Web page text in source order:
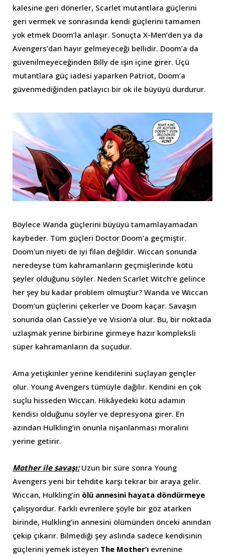
kalesine geri dönerler, Scarlet mutantlara güçlerini
geri vermek ve sonrasında kendi güçlerini tamamen
yok etmek Doom’la anlaşır. Sonuçta X-Men’den ya da
Avengers’dan hayır gelmeyeceği bellidir. Doom’a da
güvenilmeyeceğinden Billy de işin içine girer. Üçü
mutantlara güç iadesi yaparken Patriot, Doom’a
güvenmediğinden patlayıcı bir ok ile büyüyü durdurur.
Böylece Wanda güçlerini büyüyü tamamlayamadan
kaybeder. Tüm güçleri Doctor Doom’a geçmiştir.
Doom’un niyeti de iyi filan değildir. Wiccan sonunda
neredeyse tüm kahramanların geçmişlerinde kötü
şeyler olduğunu söyler. Neden Scarlet Witch’e gelince
her şey bu kadar problem olmuştur? Wanda ve Wiccan
Doom’un güçlerini çekerler ve Doom kaçar. Savaşın
sonunda olan Cassie’ye ve Vision’a olur. Bu, bir noktada
uzlaşmak yerine birbirine girmeye hazır kompleksli
süper kahramanların da suçudur.
Ama yetişkinler yerine kendilerini suçlayan gençler
olur. Young Avengers tümüyle dağılır. Kendini en çok
suçlu hisseden Wiccan. Hikâyedeki kötü adamın
kendisi olduğunu söyler ve depresyona girer. En
azından Hulkling’in onunla nişanlanması moralini
yerine getirir.
Mother ile savaşı:Uzun bir süre sonra Young
Avengers yeni bir tehdite karşı tekrar bir araya gelir.
Wiccan, Hulkling’in ölü annesini hayata döndürmeye
çalışıyordur. Farklı evrenlere şöyle bir göz atarken
birinde, Hulkling’in annesini ölümünden önceki anından
çekip çıkarır. Bilmediği şey aslında sadece kendisinin
güçlerini yemek isteyen The Mother’ı evrenine